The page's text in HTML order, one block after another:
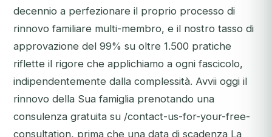
decennio a perfezionare il proprio processo di
rinnovo familiare multi-membro, e il nostro tasso di
approvazione del 99% su oltre 1.500 pratiche
riflette il rigore che applichiamo a ogni fascicolo,
indipendentemente dalla complessità. Avvii oggi il
rinnovo della Sua famiglia prenotando una
consulenza gratuita su /contact-us-for-your-free-
consultation, prima che una data di scadenza La